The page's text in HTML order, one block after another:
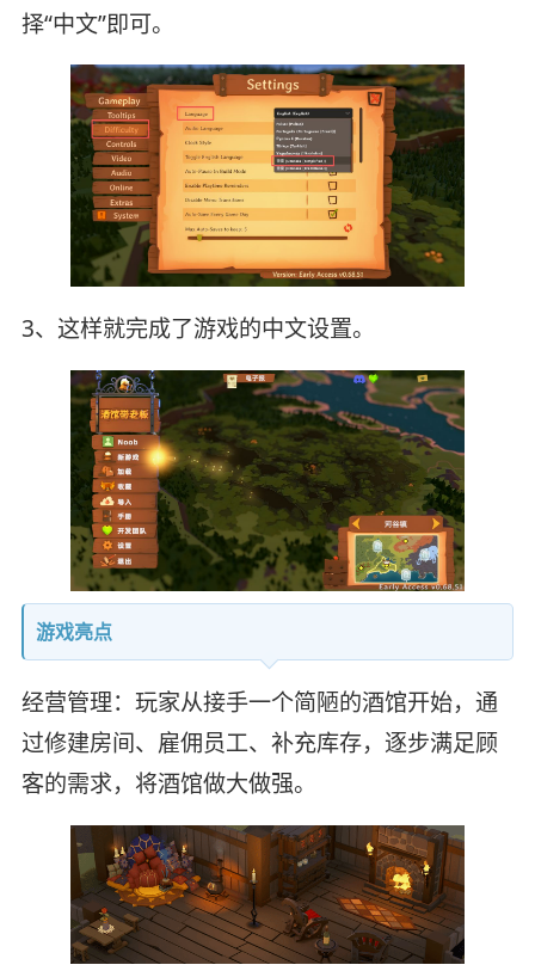
择“中文”即可。
3、这样就完成了游戏的中文设置。
游戏亮点
经营管理：玩家从接手一个简陋的酒馆开始，通
过修建房间、雇佣员工、补充库存，逐步满足顾
客的需求，将酒馆做大做强。